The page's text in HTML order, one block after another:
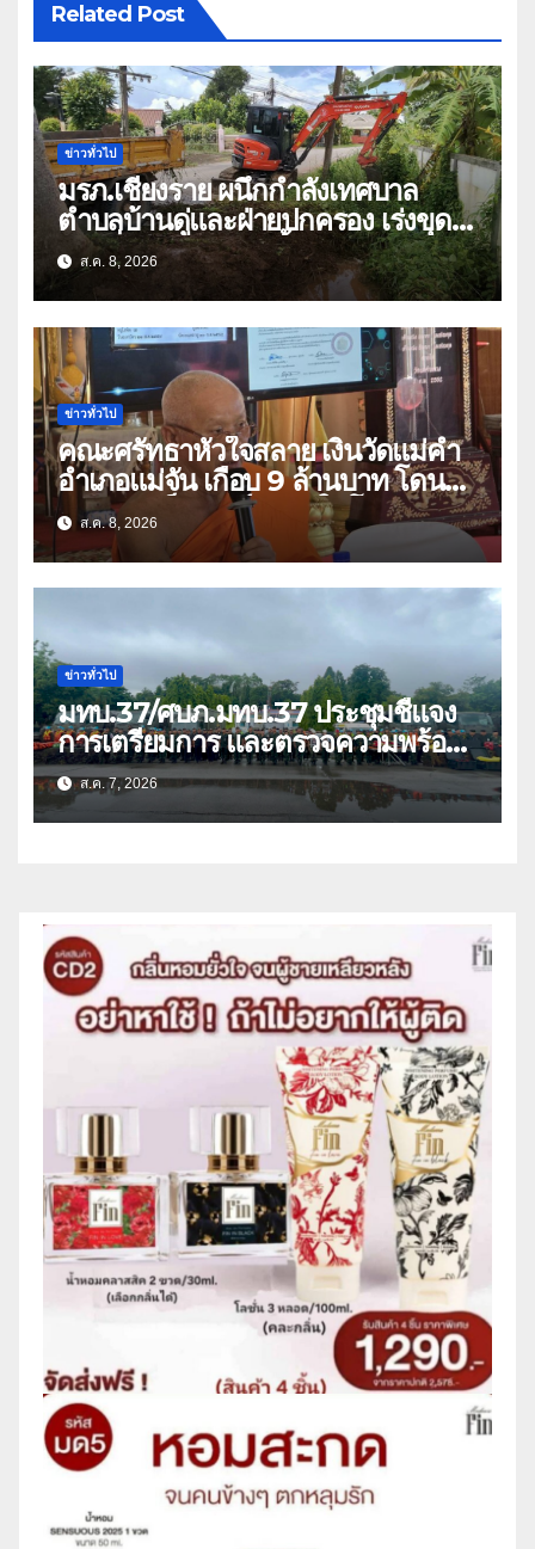
Related Post
ข่าวทั่วไป
มรภ.เชียงราย ผนึกกำลังเทศบาล
ตำบลบ้านดู่และฝ่ายปกครอง เร่งขุด
ลอกสิ่งกีดขวางทางน้ำ ป้องกันและลด
ปัญหาน้ำท่วม
ส.ค. 8, 2026
ข่าวทั่วไป
คณะศรัทธาหัวใจสลาย เงินวัดแม่คำ
อำเภอแม่จัน เกือบ 9 ล้านบาท โดน
แก๊งคอลเซ็นเตอร์หลอกให้โอนข้ามปีก
ว่า 66 บัญชี
ส.ค. 8, 2026
ข่าวทั่วไป
มทบ.37/ศบภ.มทบ.37 ประชุมชี้แจง
การเตรียมการ และตรวจความพร้อม
ด้านการบรรเทาสาธารณภัย
ส.ค. 7, 2026